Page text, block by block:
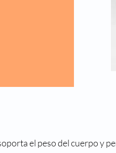
el peso del cuerpo y